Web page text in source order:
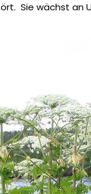
Sie wächst an